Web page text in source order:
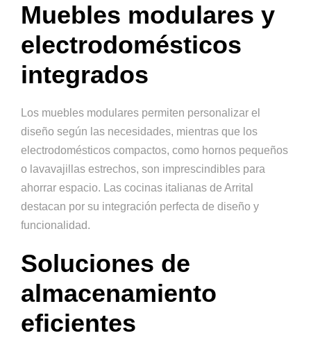
Muebles modulares y
electrodomésticos
integrados
Los muebles modulares permiten personalizar el
diseño según las necesidades, mientras que los
electrodomésticos compactos, como hornos pequeños
o lavavajillas estrechos, son imprescindibles para
ahorrar espacio. Las cocinas italianas de Arrital
destacan por su integración perfecta de diseño y
funcionalidad.
Soluciones de
almacenamiento
eficientes